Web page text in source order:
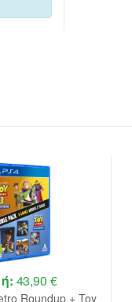
43,90 €
Roundup + Toy